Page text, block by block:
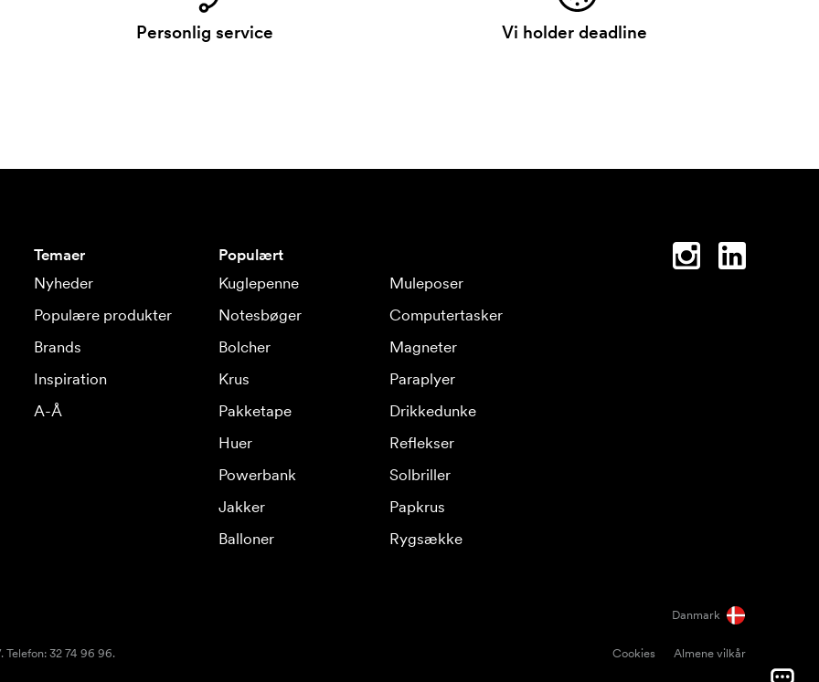
Personlig service Vi holder deadline
Temaer
Nyheder
Populære produkter
Brands
Inspiration
A-Å
Populært
Kuglepenne
Muleposer
Notesbøger
Computertasker
Bolcher
Magneter
Krus
Paraplyer
Pakketape
Drikkedunke
Huer
Reflekser
Powerbank
Solbriller
Jakker
Papkrus
Balloner
Rygsække
Danmark
Cookies Almene vilkår
Telefon: 32 74 96 96.